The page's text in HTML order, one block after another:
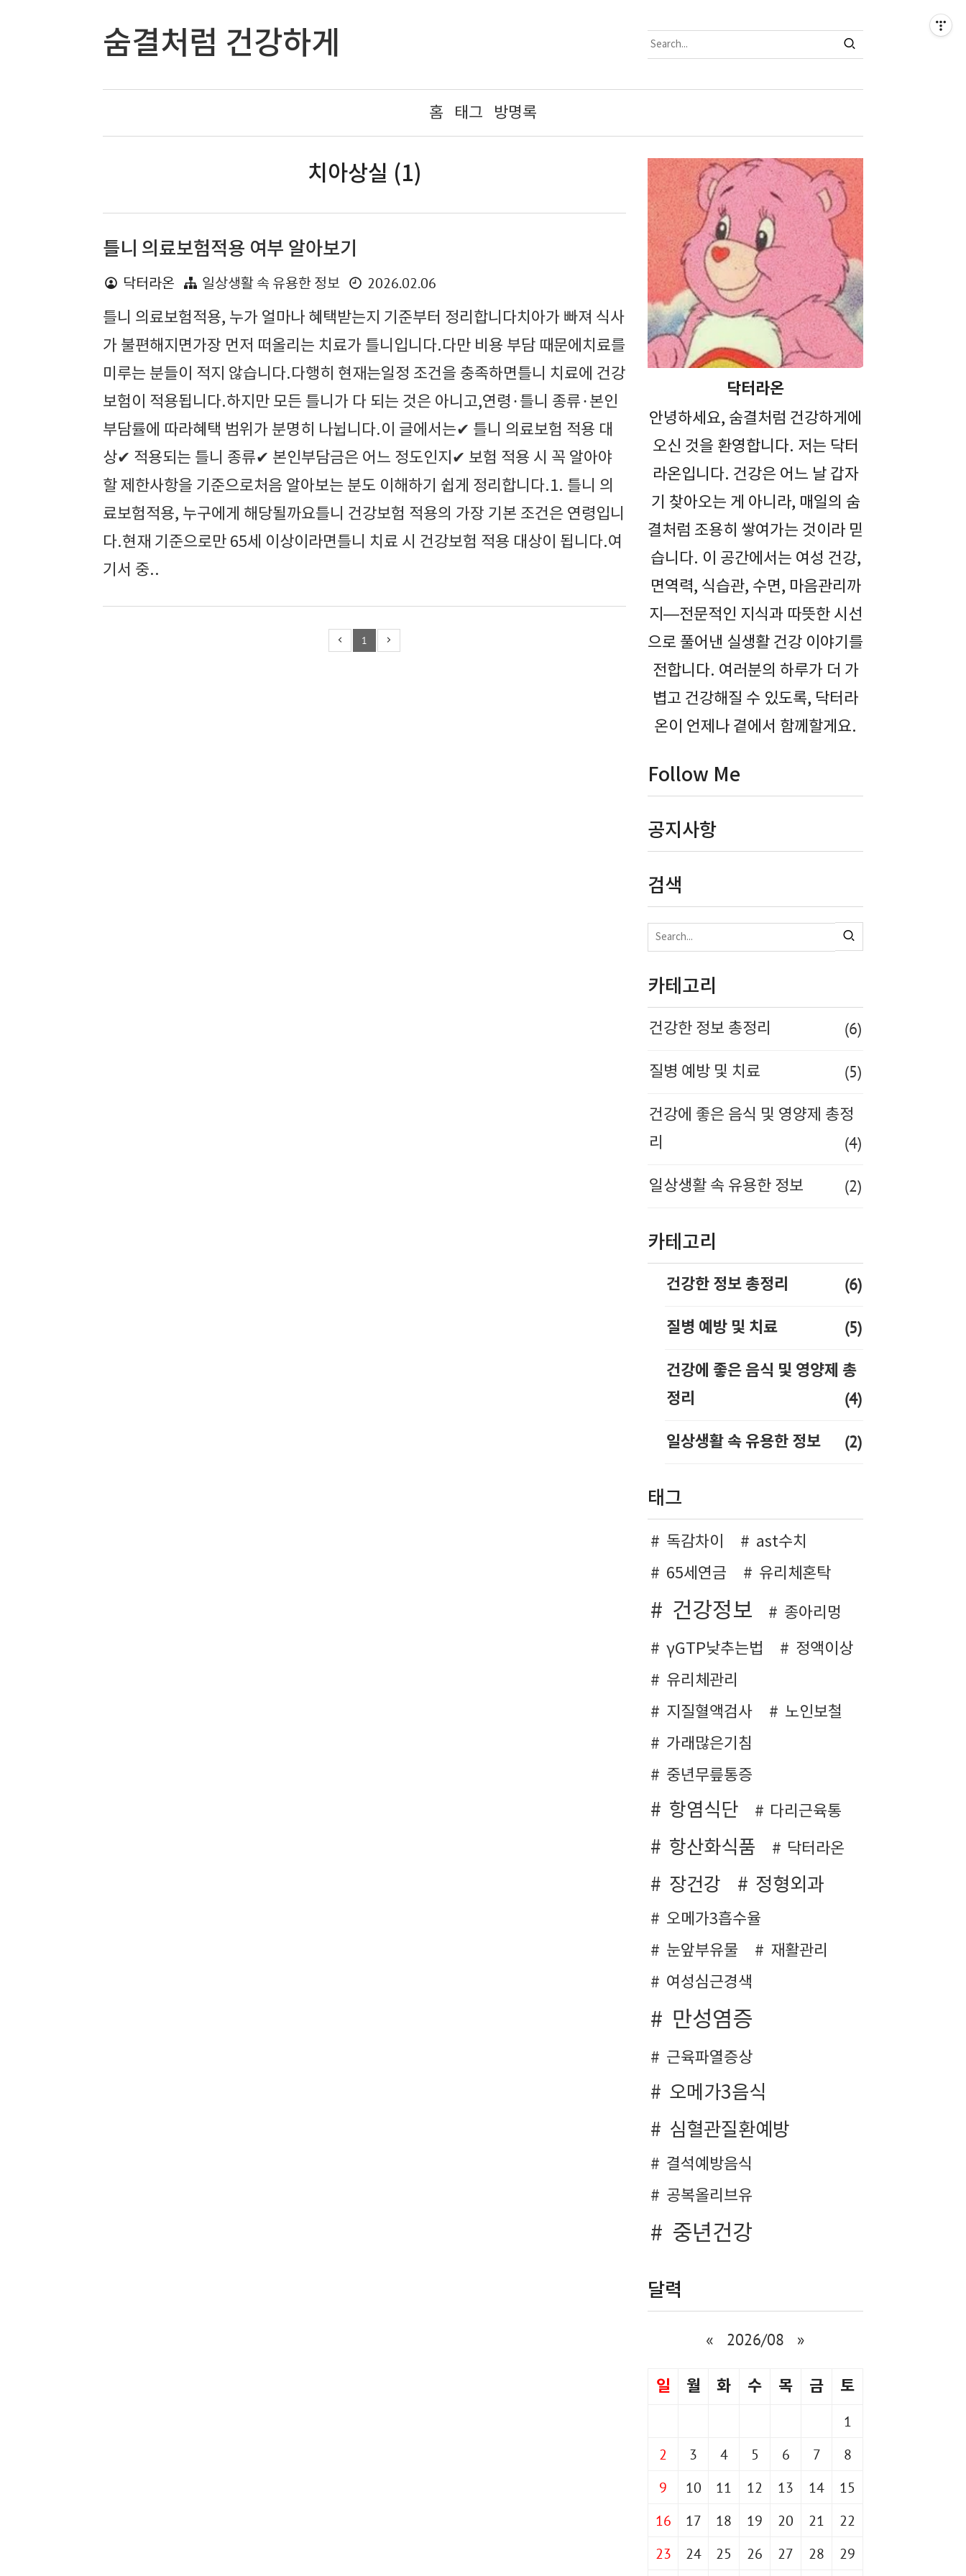
숨결처럼 건강하게
홈 태그 방명록
치아상실 (1)
틀니 의료보험적용 여부 알아보기
닥터라온 일상생활 속 유용한 정보
2026.02.06
틀니 의료보험적용, 누가 얼마나 혜택받는지 기준부터 정리합니다치아가 빠져 식사
가 불편해지면가장 먼저 떠올리는 치료가 틀니입니다.다만 비용 부담 때문에치료를
미루는 분들이 적지 않습니다.다행히 현재는일정 조건을 충족하면틀니 치료에 건강
보험이 적용됩니다.하지만 모든 틀니가 다 되는 것은 아니고,연령·틀니 종류·본인
부담률에 따라혜택 범위가 분명히 나뉩니다.이 글에서는✔ 틀니 의료보험 적용 대
상✔ 적용되는 틀니 종류✔ 본인부담금은 어느 정도인지✔ 보험 적용 시 꼭 알아야
할 제한사항을 기준으로처음 알아보는 분도 이해하기 쉽게 정리합니다.1. 틀니 의
료보험적용, 누구에게 해당될까요틀니 건강보험 적용의 가장 기본 조건은 연령입니
다.현재 기준으로만 65세 이상이라면틀니 치료 시 건강보험 적용 대상이 됩니다.여
기서 중..
1
닥터라온
안녕하세요, 숨결처럼 건강하게에
오신 것을 환영합니다. 저는 닥터
라온입니다. 건강은 어느 날 갑자
기 찾아오는 게 아니라, 매일의 숨
결처럼 조용히 쌓여가는 것이라 믿
습니다. 이 공간에서는 여성 건강,
면역력, 식습관, 수면, 마음관리까
지—전문적인 지식과 따뜻한 시선
으로 풀어낸 실생활 건강 이야기를
전합니다. 여러분의 하루가 더 가
볍고 건강해질 수 있도록, 닥터라
온이 언제나 곁에서 함께할게요.
Follow Me
공지사항
검색
카테고리
건강한 정보 총정리 (6)
질병 예방 및 치료 (5)
건강에 좋은 음식 및 영양제 총정
리
(4)
일상생활 속 유용한 정보 (2)
카테고리
건강한 정보 총정리 (6)
질병 예방 및 치료 (5)
건강에 좋은 음식 및 영양제 총
정리
(4)
일상생활 속 유용한 정보 (2)
태그
독감차이
ast수치
65세연금
유리체혼탁
건강정보
종아리멍
γGTP낮추는법
정액이상
유리체관리
지질혈액검사
노인보철
가래많은기침
중년무릎통증
항염식단 다리근육통
항산화식품 닥터라온
장건강 정형외과
오메가3흡수율
눈앞부유물
재활관리
여성심근경색
만성염증
근육파열증상
오메가3음식
심혈관질환예방
결석예방음식
공복올리브유
중년건강
달력
« 2026/08 »
일 월 화 수 목 금 토
1
2
3 4 5 6 7
8
9
10 11 12 13 14
15
16
17 18 19 20 21
22
23
24 25 26 27 28 29